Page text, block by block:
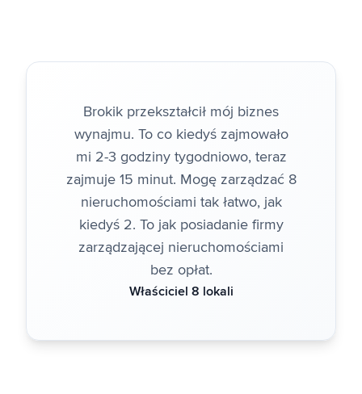
Brokik przekształcił mój biznes
wynajmu. To co kiedyś zajmowało
mi 2-3 godziny tygodniowo, teraz
zajmuje 15 minut. Mogę zarządzać 8
nieruchomościami tak łatwo, jak
kiedyś 2. To jak posiadanie firmy
zarządzającej nieruchomościami
bez opłat.
Właściciel 8 lokali